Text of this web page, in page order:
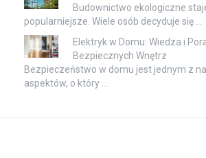
Budownictwo ekologiczne
popularniejsze. Wiele osób decyduje się …
Elektryk w Domu: Wiedza i
Bezpiecznych Wnętrz
Bezpieczeństwo w domu jest jednym z
aspektów, o który …